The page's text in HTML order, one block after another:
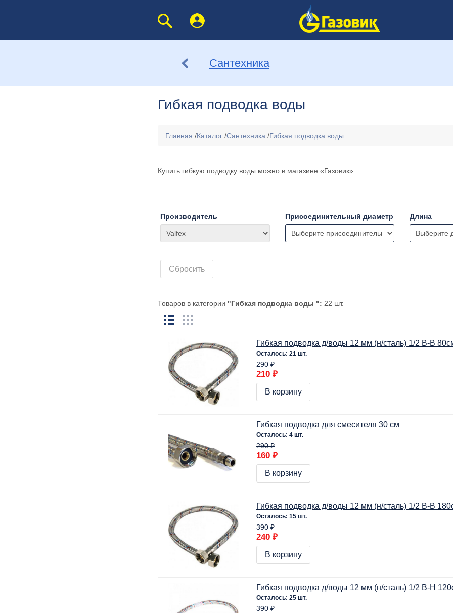
Сантехника
Гибкая подводка воды
Главная /Каталог /Сантехника /Гибкая подводка воды
Купить гибкую подводку воды можно в магазине «Газовик»
Производитель Присоединительный диаметр Длина
Сбросить
Товаров в категории "Гибкая подводка воды ": 22 шт.
Гибкая подводка д/воды 12 мм (н/сталь) 1/2 В-В
Осталось: 21 шт.
290 ₽
210 ₽
В корзину
Гибкая подводка для смесителя 30 см
Осталось: 4 шт.
290 ₽
160 ₽
В корзину
Гибкая подводка д/воды 12 мм (н/сталь) 1/2 В-В
Осталось: 15 шт.
390 ₽
240 ₽
В корзину
Гибкая подводка д/воды 12 мм (н/сталь) 1/2 В-Н
Осталось: 25 шт.
390 ₽